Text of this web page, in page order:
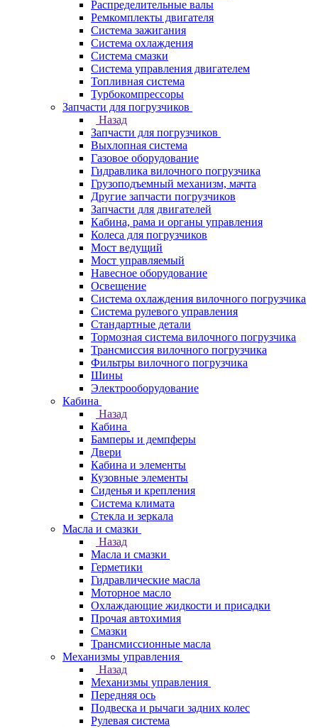
Распределительные валы
Ремкомплекты двигателя
Система зажигания
Система охлаждения
Система смазки
Система управления двигателем
Топливная система
Турбокомпрессоры
Запчасти для погрузчиков
Назад
Запчасти для погрузчиков
Выхлопная система
Газовое оборудование
Гидравлика вилочного погрузчика
Грузоподъемный механизм, мачта
Другие запчасти погрузчиков
Запчасти для двигателей
Кабина, рама и органы управления
Колеса для погрузчиков
Мост ведущий
Мост управляемый
Навесное оборудование
Освещение
Система охлаждения вилочного погрузчика
Система рулевого управления
Стандартные детали
Тормозная система вилочного погрузчика
Трансмиссия вилочного погрузчика
Фильтры вилочного погрузчика
Шины
Электрооборудование
Кабина
Назад
Кабина
Бамперы и демпферы
Двери
Кабина и элементы
Кузовные элементы
Сиденья и крепления
Система климата
Стекла и зеркала
Масла и смазки
Назад
Масла и смазки
Герметики
Гидравлические масла
Моторное масло
Охлаждающие жидкости и присадки
Прочая автохимия
Смазки
Трансмиссионные масла
Механизмы управления
Назад
Механизмы управления
Передняя ось
Подвеска и рычаги задних колес
Рулевая система